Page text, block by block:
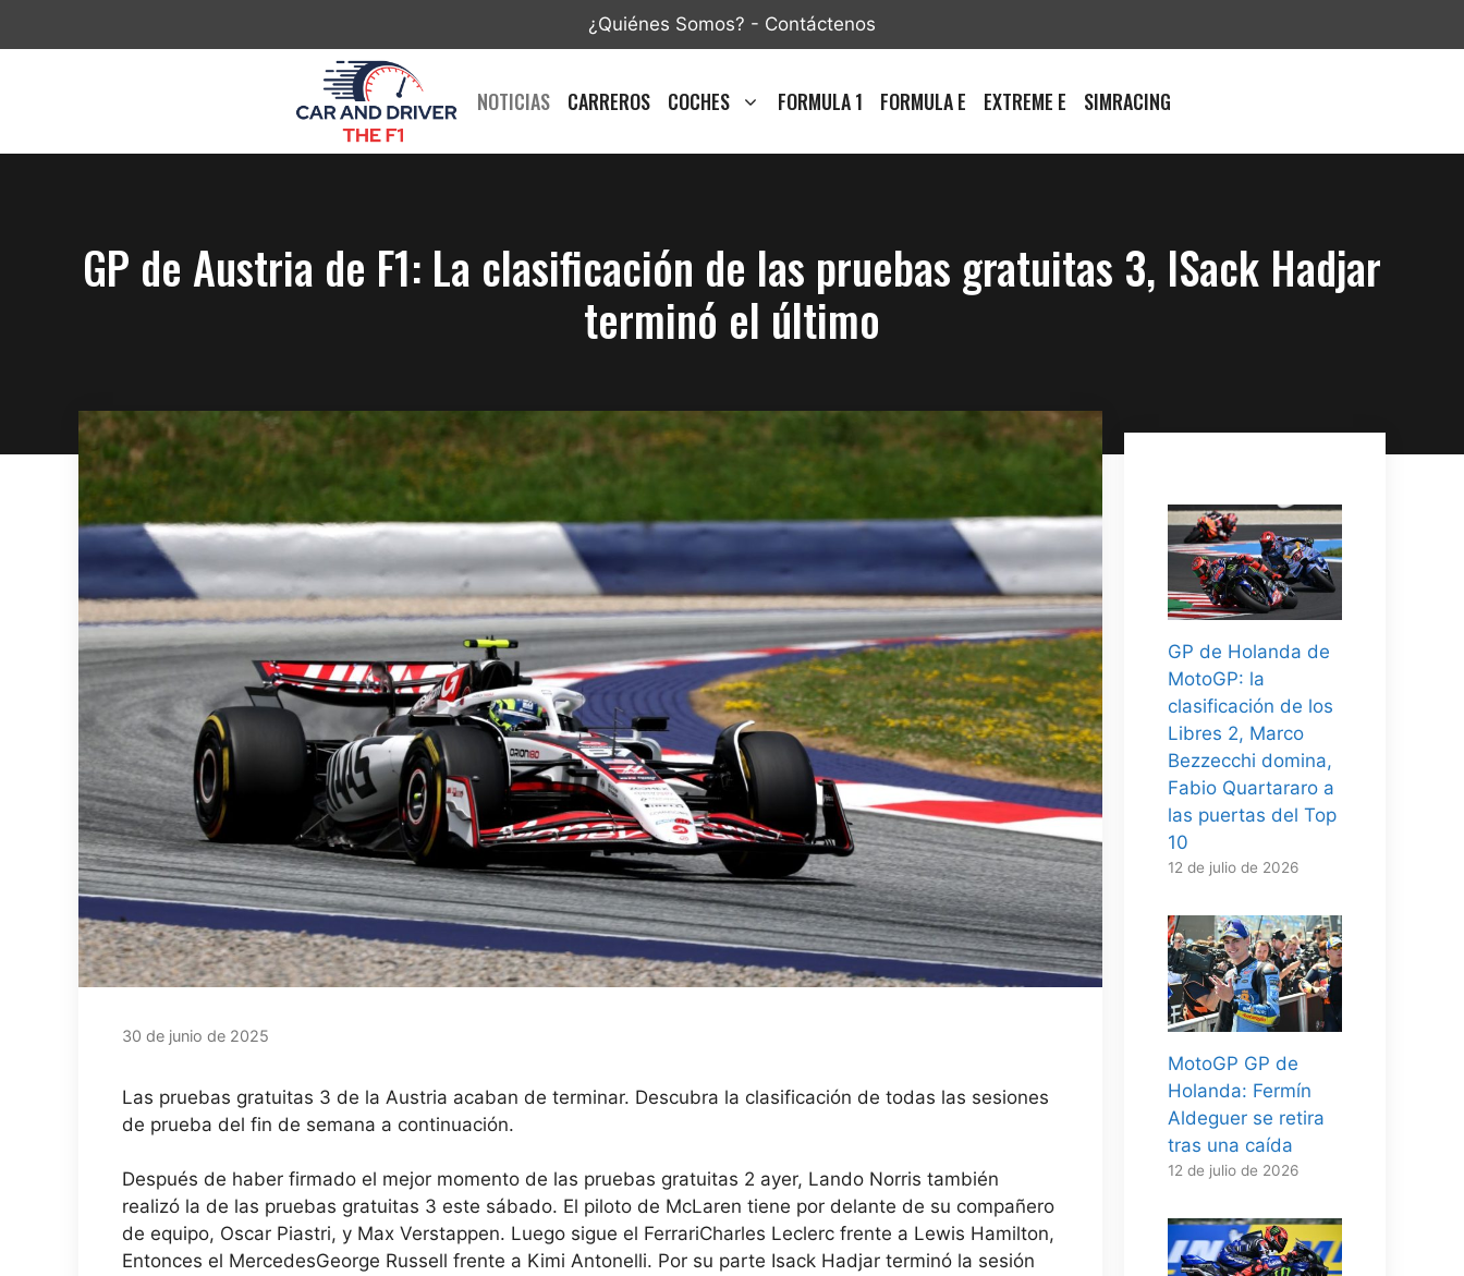
¿Quiénes Somos? - Contáctenos
NOTICIAS CARREROS COCHES FORMULA 1 FORMULA E EXTREME E SIMRACING
GP de Austria de F1: La clasificación de las pruebas gratuitas 3, ISack Hadjar
terminó el último
30 de junio de 2025
Las pruebas gratuitas 3 de la Austria acaban de terminar. Descubra la clasificación de todas las sesiones
de prueba del fin de semana a continuación.
Después de haber firmado el mejor momento de las pruebas gratuitas 2 ayer, Lando Norris también
realizó la de las pruebas gratuitas 3 este sábado. El piloto de McLaren tiene por delante de su compañero
de equipo, Oscar Piastri, y Max Verstappen. Luego sigue el FerrariCharles Leclerc frente a Lewis Hamilton,
Entonces el MercedesGeorge Russell frente a Kimi Antonelli. Por su parte Isack Hadjar terminó la sesión
GP de Holanda de
MotoGP: la
clasificación de los
Libres 2, Marco
Bezzecchi domina,
Fabio Quartararo a
las puertas del Top
10
12 de julio de 2026
MotoGP GP de
Holanda: Fermín
Aldeguer se retira
tras una caída
12 de julio de 2026